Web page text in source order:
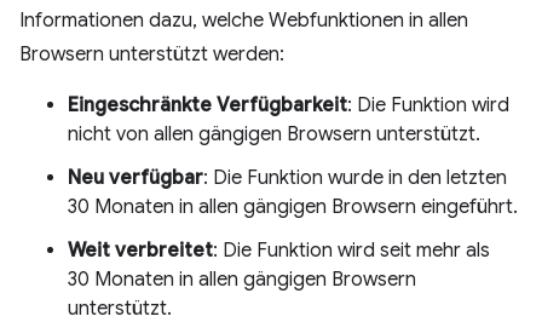
Informationen dazu, welche Webfunktionen in allen
Browsern unterstützt werden:
Eingeschränkte Verfügbarkeit: Die Funktion wird
nicht von allen gängigen Browsern unterstützt.
Neu verfügbar: Die Funktion wurde in den letzten
30 Monaten in allen gängigen Browsern eingeführt.
Weit verbreitet: Die Funktion wird seit mehr als
30 Monaten in allen gängigen Browsern
unterstützt.